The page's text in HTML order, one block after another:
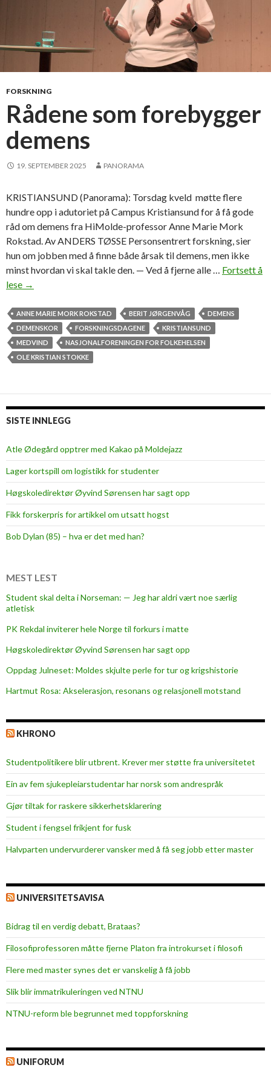
FORSKNING
Rådene som forebygger
demens
19. SEPTEMBER 2025 PANORAMA
KRISTIANSUND (Panorama): Torsdag kveld møtte flere
hundre opp i adutoriet på Campus Kristiansund for å få gode
råd om demens fra HiMolde-professor Anne Marie Mork
Rokstad. Av ANDERS TØSSE Personsentrert forskning, sier
hun om jobben med å finne både årsak til demens, men ikke
minst hvordan vi skal takle den. — Ved å fjerne alle … Fortsett å
lese R
d
e
n
e
f
r
e
b
y
g
g
e
e
e
s
→
ANNE MARIE MORK ROKSTAD BERIT JØRGENVÅG
DEMENS
DEMENSKOR
FORSKNINGSDAGENE
KRISTIANSUND
MEDVIND
NASJONALFORENINGEN FOR FOLKEHELSEN
OLE KRISTIAN STOKKE
SISTE INNLEGG
Atle Ødegård opptrer med Kakao på Moldejazz
Lager kortspill om logistikk for studenter
Høgskoledirektør Øyvind Sørensen har sagt opp
Fikk forskerpris for artikkel om utsatt hogst
Bob Dylan (85) – hva er det med han?
MEST LEST
Student skal delta i Norseman: — Jeg har aldri vært noe særlig
atletisk
PK Rekdal inviterer hele Norge til forkurs i matte
Høgskoledirektør Øyvind Sørensen har sagt opp
Oppdag Julneset: Moldes skjulte perle for tur og krigshistorie
Hartmut Rosa: Akselerasjon, resonans og relasjonell motstand
KHRONO
Studentpolitikere blir utbrent. Krever mer støtte fra universitetet
Ein av fem sjukepleiar­studentar har norsk som andrespråk
Gjør tiltak for raskere sikkerhets­klarering
Student i fengsel frikjent for fusk
Halvparten undervurderer vansker med å få seg jobb etter master
UNIVERSITETSAVISA
Bidrag til en verdig debatt, Brataas?
Filosofiprofessoren måtte fjerne Platon fra introkurset i filosofi
Flere med master synes det er vanskelig å få jobb
Slik blir immatrikuleringen ved NTNU
NTNU-reform ble begrunnet med toppforskning
UNIFORUM